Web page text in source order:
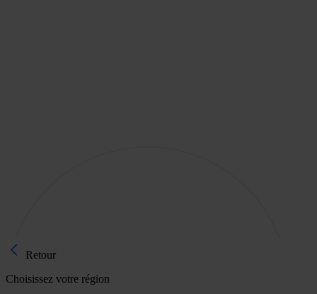
Retour
Choisissez votre région